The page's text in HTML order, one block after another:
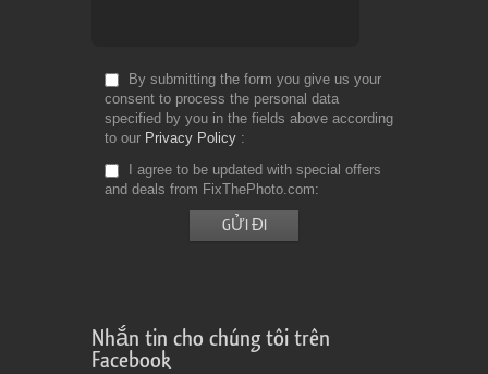
By submitting the form you give us your
consent to process the personal data
specified by you in the fields above according
to our Privacy Policy
I agree to be updated with special offers
and deals from FixThePhoto.com
Nhắn tin cho chúng tôi trên
Facebook